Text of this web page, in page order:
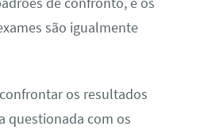
são igualmente
os resultados
questionada com os